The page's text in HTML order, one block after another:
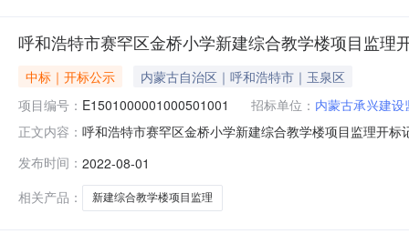
呼和浩特市赛罕区金桥小学新建综合教学楼项目监理
中标｜开标公示
内蒙古自治区｜呼和浩特市｜玉泉区
项目编号： E1501000001000501001 招标单位： 内蒙古承兴建
正文内容： 呼和浩特市赛罕区金桥小学新建综合教学楼项目监理开
时间:未上传,投标人名称:中国建筑第六工程局有限公司;
发布时间： 2022-08-01
相关产品：
新建综合教学楼项目监理